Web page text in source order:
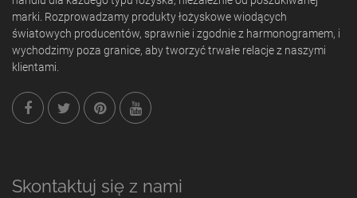
marki. Rozprowadzamy produkty łożyskowe wiodących
światowych producentów, sprawnie i zgodnie z harmonogramem, i
wychodzimy poza granice, aby tworzyć trwałe relacje z naszymi
klientami.
Skontaktuj się z nami